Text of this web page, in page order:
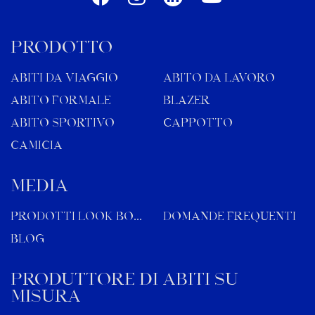
PRODOTTO
ABITI DA VIAGGIO
ABITO DA LAVORO
ABITO FORMALE
BLAZER
ABITO SPORTIVO
CAPPOTTO
CAMICIA
MEDIA
Prodotti Look Book
Domande frequenti
Blog
Produttore di abiti su
misura